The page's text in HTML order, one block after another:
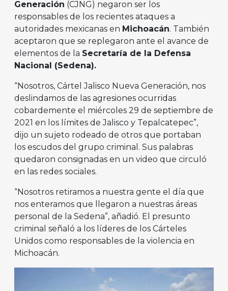
Generación (CJNG) negaron ser los
responsables de los recientes ataques a
autoridades mexicanas en Michoacán. También
aceptaron que se replegaron ante el avance de
elementos de la Secretaría de la Defensa
Nacional (Sedena).
“Nosotros, Cártel Jalisco Nueva Generación, nos
deslindamos de las agresiones ocurridas
cobardemente el miércoles 29 de septiembre de
2021 en los límites de Jalisco y Tepalcatepec”,
dijo un sujeto rodeado de otros que portaban
los escudos del grupo criminal. Sus palabras
quedaron consignadas en un video que circuló
en las redes sociales.
“Nosotros retiramos a nuestra gente el día que
nos enteramos que llegaron a nuestras áreas
personal de la Sedena”, añadió. El presunto
criminal señaló a los líderes de los Cárteles
Unidos como responsables de la violencia en
Michoacán.